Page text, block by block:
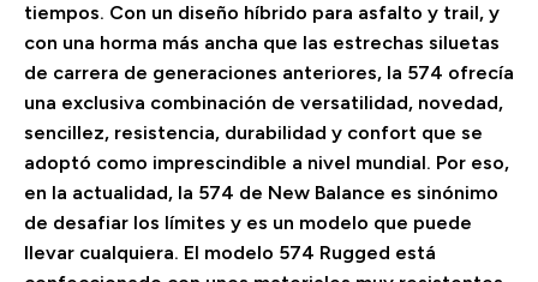
tiempos. Con un diseño híbrido para asfalto y trail, y
con una horma más ancha que las estrechas siluetas
de carrera de generaciones anteriores, la 574 ofrecía
una exclusiva combinación de versatilidad, novedad,
sencillez, resistencia, durabilidad y confort que se
adoptó como imprescindible a nivel mundial. Por eso,
en la actualidad, la 574 de New Balance es sinónimo
de desafiar los límites y es un modelo que puede
llevar cualquiera. El modelo 574 Rugged está